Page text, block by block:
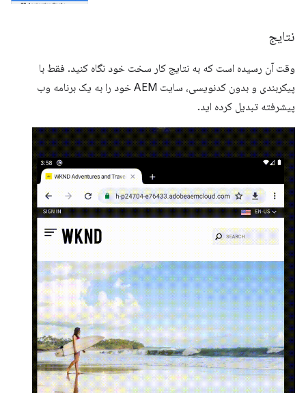
نتایج
وقت آن رسیده است که به نتایج کار سخت خود نگاه کنید. فقط با
پیکربندی و بدون کدنویسی، سایت AEM خود را به یک برنامه وب
پیشرفته تبدیل کرده اید.